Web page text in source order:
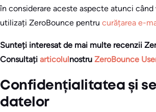
în considerare aceste aspecte atunci când
utilizați ZeroBounce pentru curățarea e-
Sunteți interesat de mai multe recenzii
Consultați articolul nostru ZeroBounce
Confidențialitatea și
datelor